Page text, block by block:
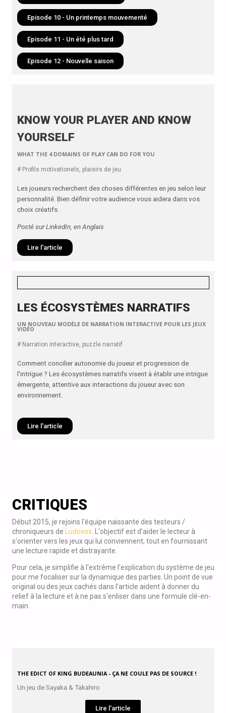
Episode 10 - Un printemps mouvementé
Episode 11 - Un été plus tard
Episode 12 - Nouvelle saison
KNOW YOUR PLAYER AND KNOW
YOURSELF
WHAT THE 4 DOMAINS OF PLAY CAN DO FOR YOU
# Profils motivationels, plaisirs de jeu
Les joueurs recherchent des choses différentes en jeu selon leur
personnalité. Bien définir votre audience vous aidera dans vos
choix créatifs.
Posté sur LinkedIn, en Anglais
Lire l'article
LES ÉCOSYSTÈMES NARRATIFS
UN NOUVEAU MODÈLE DE NARRATION INTERACTIVE POUR LES JEUX
VIDÉO
# Narration interactive, puzzle narratif
Comment concilier autonomie du joueur et progression de
l'intrigue ? Les écosystèmes narratifs visent à établir une intrigue
émergente, attentive aux interactions du joueur avec son
environnement.
Lire l'article
CRITIQUES
Début 2015, je rejoins l'équipe naissante des testeurs /
chroniqueurs de Ludovox. L'objectif est d'aider le lecteur à
s'orienter vers les jeux qui lui conviennent, tout en fournissant
une lecture rapide et distrayante.
Pour cela, je simplifie à l'extrême l'explication du système de jeu
pour me focaliser sur la dynamique des parties. Un point de vue
original ou des jeux cachés dans l'article aident à donner du
relief à la lecture et à ne pas s'enliser dans une formule clé-en-
main.
THE EDICT OF KING BUDEAUNIA - ÇA NE COULE PAS DE SOURCE !
Un jeu de Sayaka & Takahiro
Lire l'article